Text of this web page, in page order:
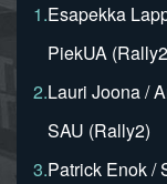
1.Esapekka
PiekUA
2.Lauri Joona /
SAU (Rally2)
3.Patrick Enok /